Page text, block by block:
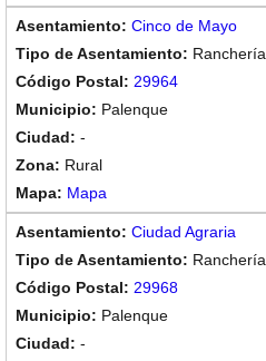
Cinco de Mayo
Ranchería
29964
Palenque
-
Rural
Mapa
Ciudad Agraria
Ranchería
29968
Palenque
-